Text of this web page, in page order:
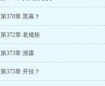
第370章 黑幕？
第372章 老规矩
第373章 泄露
第375章 开挂？